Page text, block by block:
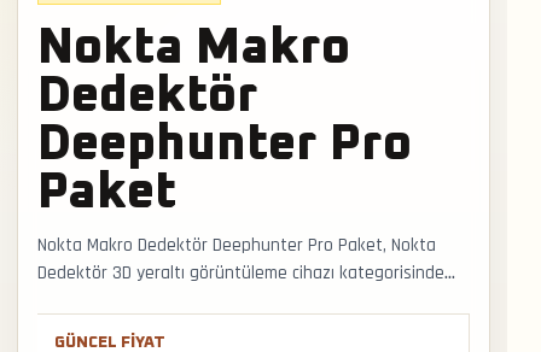
Nokta Makro
Dedektör
Deephunter Pro
Paket
Nokta Makro Dedektör Deephunter Pro Paket, Nokta
Dedektör 3D yeraltı görüntüleme cihazı kategorisinde
görüntüleme cihazı seçiminde sensör tipi, tarama çizgisi,
GÜNCEL FIYAT